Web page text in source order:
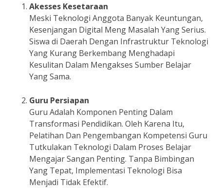
Akesses Kesetaraan
Meski Teknologi Anggota Banyak Keuntungan,
Kesenjangan Digital Meng Masalah Yang Serius.
Siswa di Daerah Dengan Infrastruktur Teknologi
Yang Kurang Berkembang Menghadapi
Kesulitan Dalam Mengakses Sumber Belajar
Yang Sama.
Guru Persiapan
Guru Adalah Komponen Penting Dalam
Transformasi Pendidikan. Oleh Karena Itu,
Pelatihan Dan Pengembangan Kompetensi Guru
Tutkulakan Teknologi Dalam Proses Belajar
Mengajar Sangan Penting. Tanpa Bimbingan
Yang Tepat, Implementasi Teknologi Bisa
Menjadi Tidak Efektif.